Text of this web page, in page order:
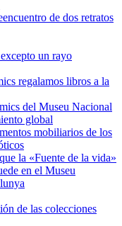
de dos retratos
un rayo
regalamos libros a la
del Museu Nacional
global
mobiliarios de los
la «Fuente de la vida»
en el Museu
de las colecciones